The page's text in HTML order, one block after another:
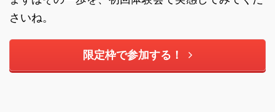
さいね。
限定枠で参加する！